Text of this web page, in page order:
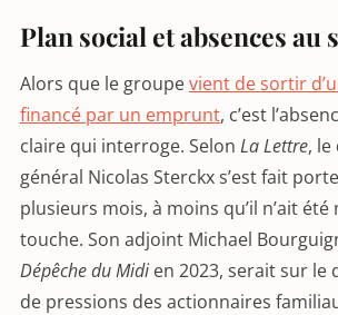
Plan social et absences au
Alors que le groupevient de sortir
financé par un emprunt, c’est
claire qui interroge. Selon La Lettre,
général Nicolas Sterckx s’est fait
plusieurs mois, à moins qu’il n’ait été
touche. Son adjoint Michael
Dépêche du Midi en 2023, serait sur le
de pressions des actionnaires